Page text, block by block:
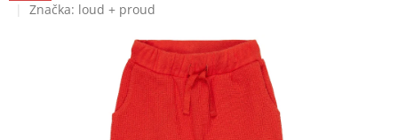
hodnocení
hvězdiček.
Značka: loud + proud